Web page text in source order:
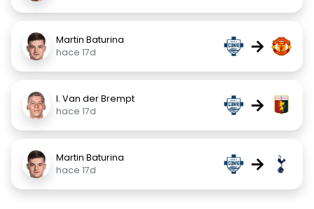
Martin Baturina
hace 17d
→
I. Van der Brempt
hace 17d
→
Martin Baturina
hace 17d
→